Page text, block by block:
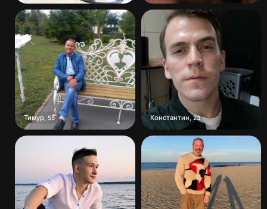
Тимур 55 Константин ,23